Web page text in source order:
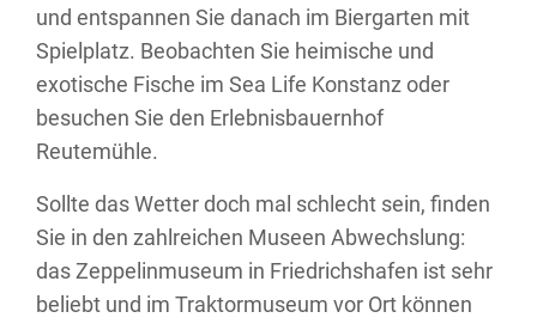
und entspannen Sie danach im Biergarten mit
Spielplatz. Beobachten Sie heimische und
exotische Fische im Sea Life Konstanz oder
besuchen Sie den Erlebnisbauernhof
Reutemühle.
Sollte das Wetter doch mal schlecht sein, finden
Sie in den zahlreichen Museen Abwechslung:
das Zeppelinmuseum in Friedrichshafen ist sehr
beliebt und im Traktormuseum vor Ort können